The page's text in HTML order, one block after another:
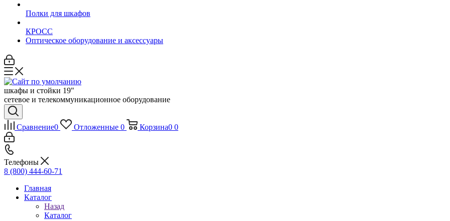
Полки для шкафов
КРОСС
Оптическое оборудование и аксессуары
шкафы и стойки 19"
сетевое и телекоммуникационное оборудование
Сравнение0 Отложенные 0 Корзина0 0
Телефоны
8 (800) 444-60-71
Главная
Каталог
Назад
Каталог